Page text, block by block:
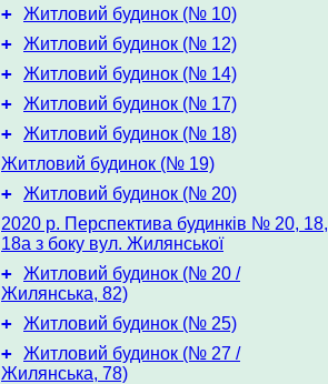
+ Житловий будинок (№ 10)
+ Житловий будинок (№ 12)
+ Житловий будинок (№ 14)
+ Житловий будинок (№ 17)
+ Житловий будинок (№ 18)
Житловий будинок (№ 19)
+ Житловий будинок (№ 20)
2020 р. Перспектива будинків № 20, 18,
18а з боку вул. Жилянської
+ Житловий будинок (№ 20 /
Жилянська, 82)
+ Житловий будинок (№ 25)
+ Житловий будинок (№ 27 /
Жилянська, 78)